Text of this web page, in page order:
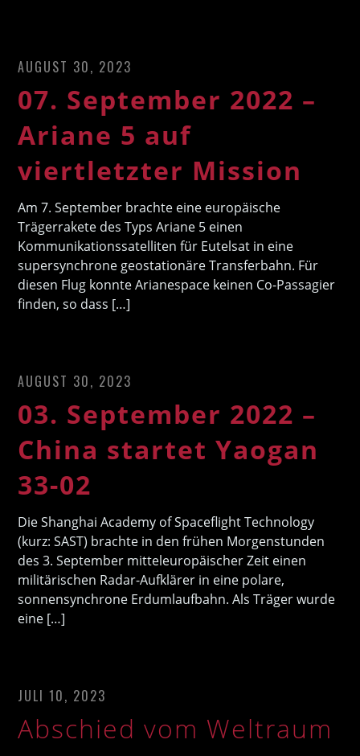
AUGUST 30, 2023
07. September 2022 –
Ariane 5 auf
viertletzter Mission
Am 7. September brachte eine europäische
Trägerrakete des Typs Ariane 5 einen
Kommunikationssatelliten für Eutelsat in eine
supersynchrone geostationäre Transferbahn. Für
diesen Flug konnte Arianespace keinen Co-Passagier
finden, so dass […]
AUGUST 30, 2023
03. September 2022 –
China startet Yaogan
33-02
Die Shanghai Academy of Spaceflight Technology
(kurz: SAST) brachte in den frühen Morgenstunden
des 3. September mitteleuropäischer Zeit einen
militärischen Radar-Aufklärer in eine polare,
sonnensynchrone Erdumlaufbahn. Als Träger wurde
eine […]
JULI 10, 2023
Abschied vom Weltraum